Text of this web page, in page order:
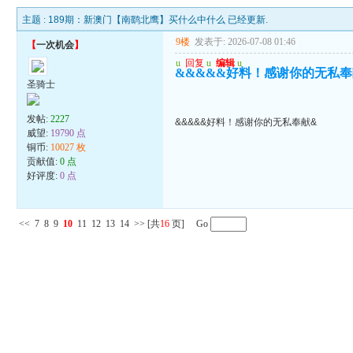
主题 : 189期：新澳门【南鹞北鹰】买什么中什么 已经更新.
【一次机会】
圣骑士
发帖:2227
威望: 19790 点
铜币: 10027 枚
贡献值:0 点
好评度:0 点
9楼 发表于: 2026-07-08 01:46
u 回复 u 编辑 u
&&&&&好料！感谢你的无私
&&&&&好料！感谢你的无私奉献&
<< 7 8 9 10 11 12 13 14 >> [共16 页] Go